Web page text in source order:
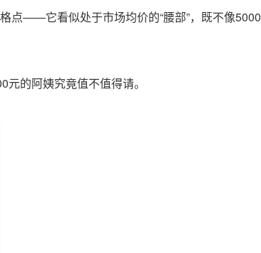
点——它看似处于市场均价的“腰部”，既不像5000
的阿姨究竟值不值得请。